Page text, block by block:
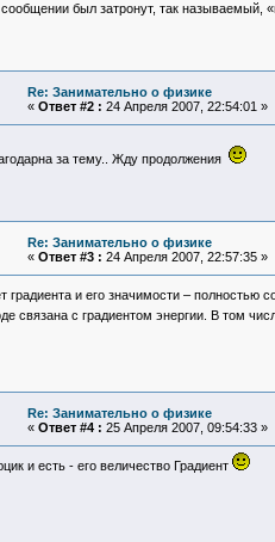
сообщении был затронут, так называемый,
Re: Занимательно о физике
« Ответ #2 : 24 Апреля 2007, 22:54:01 »
за тему.. Жду продолжения
Re: Занимательно о физике
« Ответ #3 : 24 Апреля 2007, 22:57:35 »
градиента и его значимости – полностью
связана с градиентом энергии. В том
Re: Занимательно о физике
« Ответ #4 : 25 Апреля 2007, 09:54:33 »
и есть - его величество Градиент